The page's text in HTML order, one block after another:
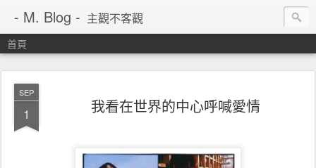
- M. Blog - 主觀不客觀
首頁
SEP
1 我看在世界的中心呼喊愛情